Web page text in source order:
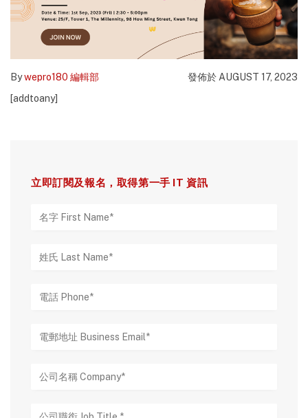
Bywepro180 編輯部
發佈於 AUGUST 17, 2023
[addtoany]
立即訂閱及報名，取得第一手 IT 資訊